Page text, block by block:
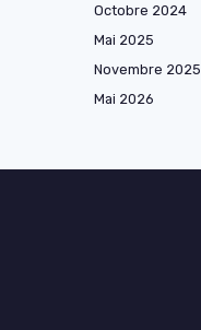
Octobre 2024
Mai 2025
Novembre 2025
Mai 2026